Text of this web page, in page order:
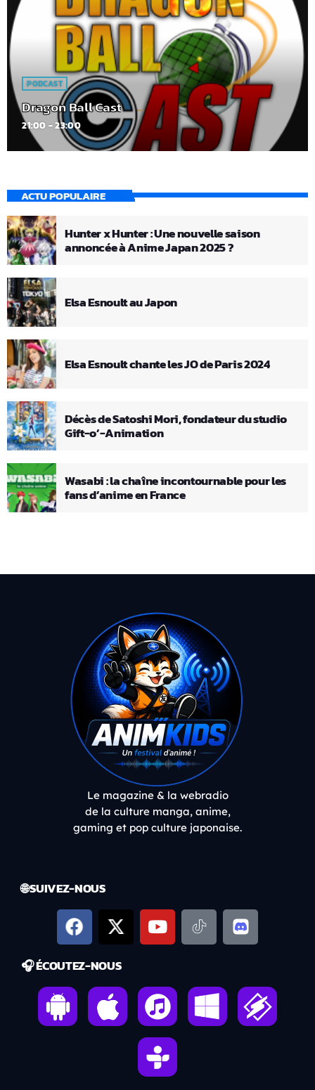
PODCAST
Dragon Ball Cast
21:00 - 23:00
ACTU POPULAIRE
Hunter x Hunter : Une nouvelle saison
annoncée à Anime Japan 2025 ?
Elsa Esnoult au Japon
Elsa Esnoult chante les JO de Paris 2024
Décès de Satoshi Mori, fondateur du studio
Gift-o’-Animation
Wasabi : la chaîne incontournable pour les
fans d’anime en France
Le magazine & la webradio
de la culture manga, anime,
gaming et pop culture japonaise.
🌐 SUIVEZ-NOUS
🎧 ÉCOUTEZ-NOUS